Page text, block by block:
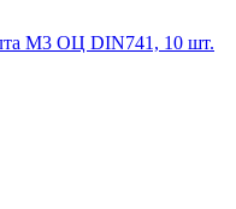
М3 ОЦ DIN741, 10 шт.